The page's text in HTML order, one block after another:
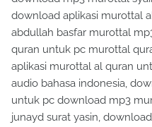
download aplikasi murottal
abdullah basfar murottal
quran untuk pc murottal
aplikasi murottal al quran
audio bahasa indonesia,
untuk pc download mp3
junayd surat yasin,